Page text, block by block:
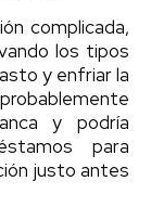
complicada,
los tipos
y enfriar la
y podría
para
justo antes